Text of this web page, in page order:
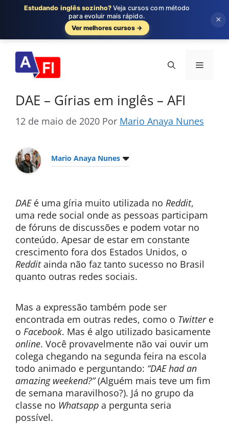
para
conteúdo
Menu
DAE – Gírias em inglês – AFI
12 de maio de 2020 Por Mario Anaya Nunes
Mario Anaya Nunes
DAE é uma gíria muito utilizada no Reddit,
uma rede social onde as pessoas participam
de fóruns de discussões e podem votar no
conteúdo. Apesar de estar em constante
crescimento fora dos Estados Unidos, o
Redditainda não faz tanto sucesso no Brasil
quanto outras redes sociais.
Mas a expressão também pode ser
encontrada em outras redes, como o Twittere
o Facebook. Mas é algo utilizado basicamente
online. Você provavelmente não vai ouvir um
colega chegando na segunda feira na escola
todo animado e perguntando: “DAE had an
amazing weekend?”(Alguém mais teve um fim
de semana maravilhoso?). Já no grupo da
classe no Whatsapp a pergunta seria
possível.
Estudando inglês sozinho? Veja cursos com método
para evoluir mais rápido.
Ver melhores cursos →
×